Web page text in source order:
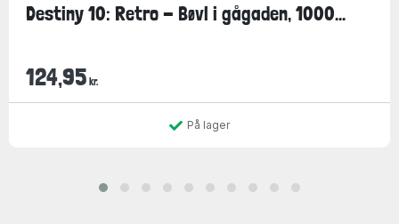
Destiny 10: Retro - Bøvl i gågaden, 1000...
124,95 kr.
På lager